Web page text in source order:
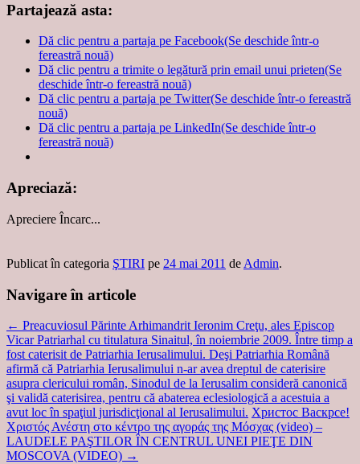
Partajează asta:
Dă clic pentru a partaja pe Facebook(Se deschide într-o
fereastră nouă)
Dă clic pentru a trimite o legătură prin email unui prieten(Se
deschide într-o fereastră nouă)
Dă clic pentru a partaja pe Twitter(Se deschide într-o fereastră
nouă)
Dă clic pentru a partaja pe LinkedIn(Se deschide într-o
fereastră nouă)
Apreciază:
Apreciere Încarc...
Publicat în categoria ŞTIRI pe 24 mai 2011 de Admin.
Navigare în articole
← Preacuviosul Părinte Arhimandrit Ieronim Creţu, ales Episcop
Vicar Patriarhal cu titulatura Sinaitul, în noiembrie 2009. Între timp a
fost caterisit de Patriarhia Ierusalimului. Deşi Patriarhia Română
afirmă că Patriarhia Ierusalimului n-ar avea dreptul de caterisire
asupra clericului român, Sinodul de la Ierusalim consideră canonică
şi validă caterisirea, pentru că abaterea eclesiologică a acestuia a
avut loc în spaţiul jurisdicţional al Ierusalimului. Христос Васкрсе!
Χριστός Ανέστη στο κέντρο της αγοράς της Μόσχας (video) –
LAUDELE PAŞTILOR ÎN CENTRUL UNEI PIEŢE DIN
MOSCOVA (VIDEO) →